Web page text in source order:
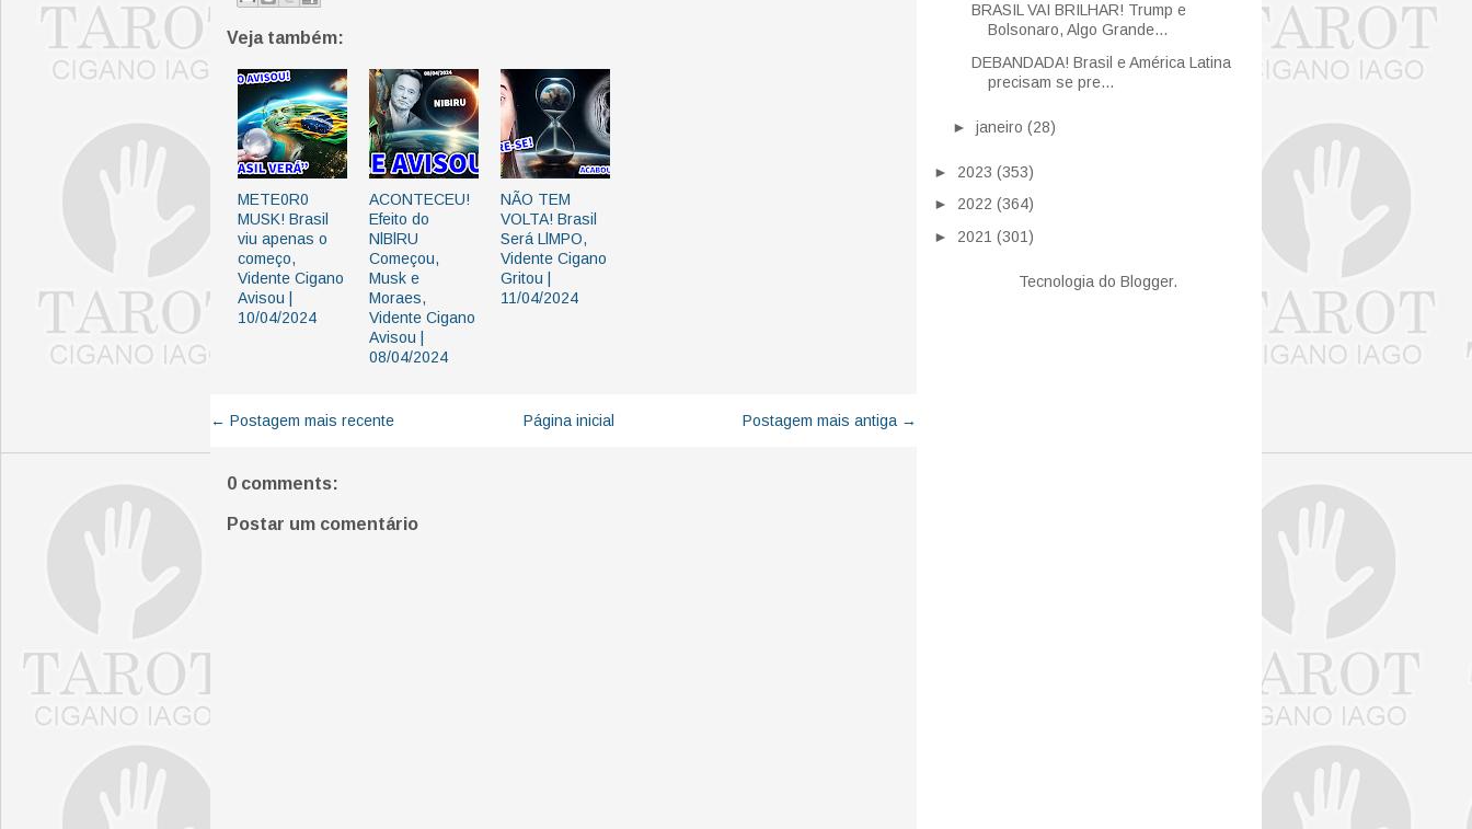
Veja também:
METE0R0
MUSK! Brasil
viu apenas o
começo,
Vidente Cigano
Avisou |
10/04/2024
ACONTECEU!
Efeito do
NlBlRU
Começou,
Musk e
Moraes,
Vidente Cigano
Avisou |
08/04/2024
NÃO TEM
VOLTA! Brasil
Será LlMPO,
Vidente Cigano
Gritou |
11/04/2024
← Postagem mais recente Postagem mais antiga →
Página inicial
0 comments:
Postar um comentário
BRASIL VAI BRILHAR! Trump e
Bolsonaro, Algo Grande...
DEBANDADA! Brasil e América Latina
precisam se pre...
► janeiro (28)
► 2023 (353)
► 2022 (364)
► 2021 (301)
Tecnologia do Blogger.